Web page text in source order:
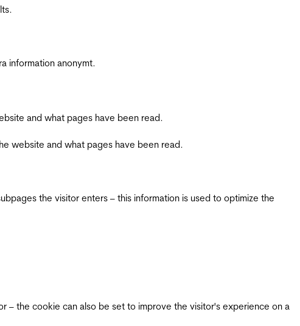
information anonymt.
and what pages have been read.
website and what pages have been read.
the visitor enters – this information is used to optimize the
– the cookie can also be set to improve the visitor's experience on a